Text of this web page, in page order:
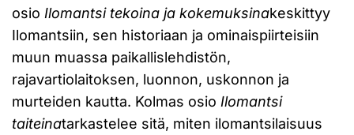
osio Ilomantsi tekoina ja kokemuksinakeskittyy
Ilomantsiin, sen historiaan ja ominaispiirteisiin
muun muassa paikallislehdistön,
rajavartiolaitoksen, luonnon, uskonnon ja
murteiden kautta. Kolmas osio Ilomantsi
taiteinatarkastelee sitä, miten ilomantsilaisuus